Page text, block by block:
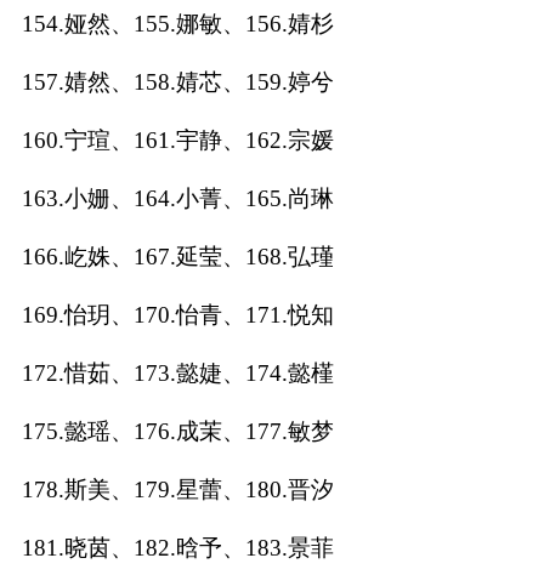
154.娅然、155.娜敏、156.婧杉
157.婧然、158.婧芯、159.婷兮
160.宁瑄、161.宇静、162.宗媛
163.小姗、164.小菁、165.尚琳
166.屹姝、167.延莹、168.弘瑾
169.怡玥、170.怡青、171.悦知
172.惜茹、173.懿婕、174.懿槿
175.懿瑶、176.成茉、177.敏梦
178.斯美、179.星蕾、180.晋汐
181.晓茵、182.晗予、183.景菲